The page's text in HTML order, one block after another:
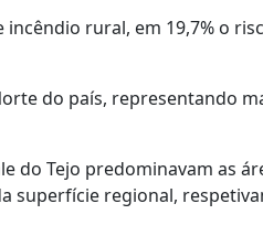
rural, em 19,7% o
do país, representando
do Tejo predominavam as
superfície regional,